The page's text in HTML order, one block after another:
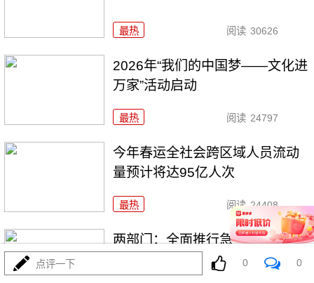
最热 阅读 30626
2026年“我们的中国梦——文化进
万家”活动启动
最热 阅读 24797
今年春运全社会跨区域人员流动
量预计将达95亿人次
最热 阅读 24408
两部门：全面推行急难事项“小额
点评一下 0 0